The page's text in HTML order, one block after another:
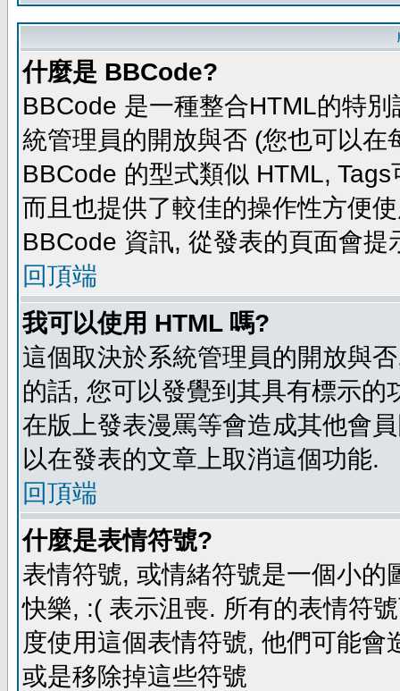
什麼是 BBCode?
BBCode 是一種整合HTML的特
統管理員的開放與否 (您也可以
BBCode 的型式類似 HTML,
而且也提供了較佳的操作性方便
BBCode 資訊, 從發表的頁面會提
回頂端
我可以使用 HTML 嗎?
這個取決於系統管理員的開放與
的話, 您可以發覺到其具有標示
在版上發表漫罵等會造成其他會
以在發表的文章上取消這個功能.
回頂端
什麼是表情符號?
表情符號, 或情緒符號是一個小
快樂, :( 表示沮喪. 所有的表情符
度使用這個表情符號, 他們可能
或是移除掉這些符號